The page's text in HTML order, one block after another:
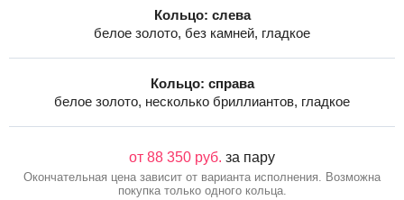
Кольцо: слева
белое золото, без камней, гладкое
Кольцо: справа
белое золото, несколько бриллиантов, гладкое
от 88 350 руб. за пару
Окончательная цена зависит от варианта исполнения. Возможна
покупка только одного кольца.